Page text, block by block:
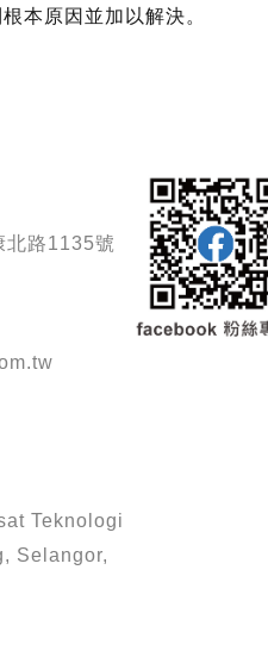
本原因並加以解決。
北路1135號
Teknologi
Selangor,